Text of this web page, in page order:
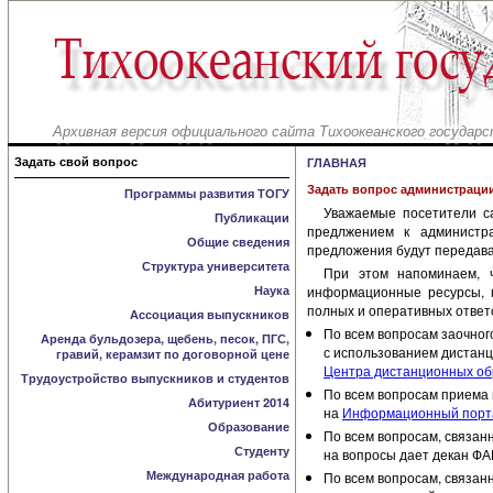
Архивная версия официального сайта Тихоокеанского
Задать свой вопрос
Программы развития ТОГУ
Публикации
Общие сведения
Структура университета
Наука
Ассоциация выпускников
Аренда бульдозера, щебень, песок, ПГС,
гравий, керамзит по договорной цене
Трудоустройство выпускников и студентов
Абитуриент 2014
Образование
Студенту
Международная работа
ГЛАВНАЯ
Задать вопрос
Уважаемые посетители
предлжением к
предложения будут
При этом напоминаем,
информационные ресурсы,
полных и оперативных
По всем вопросам
с использованием
Центра дистанционных
По всем вопросам приема
на Информационный
По всем вопросам,
на вопросы дает декан
По всем вопросам,